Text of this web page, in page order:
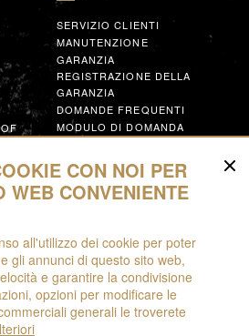
SERVIZIO CLIENTI
MANUTENZIONE
GARANZIA
REGISTRAZIONE DELLA
GARANZIA
DOMANDE FREQUENTI
MODULO DI DOMANDA
CON NOI PER
WEB CONVENIENTE
all'utilizzo dei cookie per poter
gli annunci di questo sito web,
e garantire la condivisione
opzioni per modificare le
generali le troverete